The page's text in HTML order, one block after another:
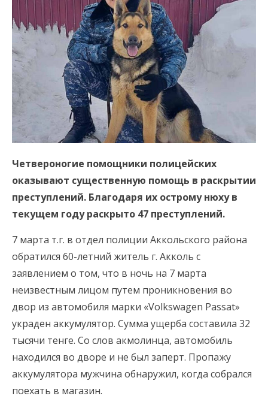
Четвероногие помощники полицейских
оказывают существенную помощь в раскрытии
преступлений. Благодаря их острому нюху в
текущем году раскрыто 47 преступлений.
7 марта т.г. в отдел полиции Аккольского района
обратился 60-летний житель г. Акколь с
заявлением о том, что в ночь на 7 марта
неизвестным лицом путем проникновения во
двор из автомобиля марки «Volkswagen Passat»
украден аккумулятор. Сумма ущерба составила 32
тысячи тенге. Со слов акмолинца, автомобиль
находился во дворе и не был заперт. Пропажу
аккумулятора мужчина обнаружил, когда собрался
поехать в магазин.